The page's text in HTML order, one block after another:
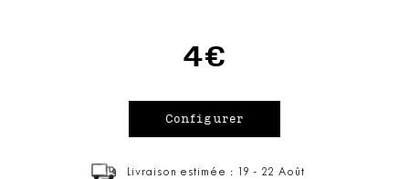
4€
Livraison estimée : 19 - 22 Août